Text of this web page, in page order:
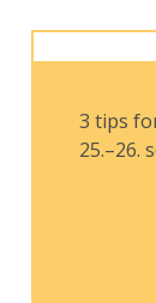
3 tips
25.–26.